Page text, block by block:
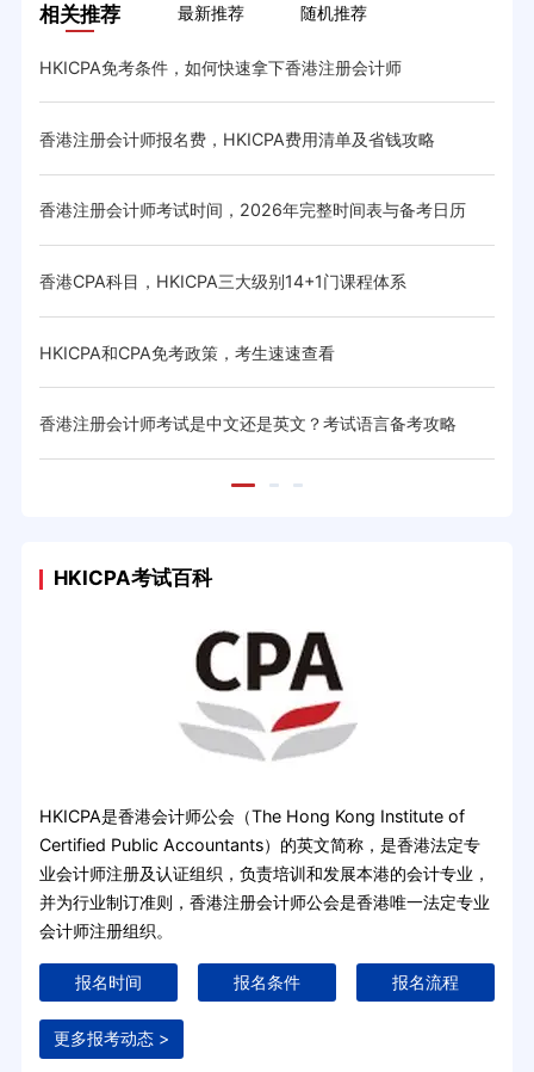
相关推荐 最新推荐 随机推荐
HKICPA免考条件，如何快速拿下香港注册会计师
香港注册会计师报名费，HKICPA费用清单及省钱攻略
香港注册会计师考试时间，2026年完整时间表与备考日历
香港CPA科目，HKICPA三大级别14+1门课程体系
HKICPA和CPA免考政策，考生速速查看
香港注册会计师考试是中文还是英文？考试语言备考攻略
HKICPA考试百科
HKICPA是香港会计师公会（The Hong Kong Institute of
Certified Public Accountants）的英文简称，是香港法定专
业会计师注册及认证组织，负责培训和发展本港的会计专业，
并为行业制订准则，香港注册会计师公会是香港唯一法定专业
会计师注册组织。
报名时间 报名条件 报名流程
更多报考动态 >